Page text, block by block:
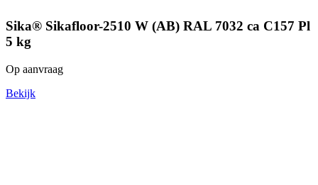
Sika® Sikafloor-2510 W (AB) RAL 7032 ca C157 Pl
5 kg
Op aanvraag
Bekijk